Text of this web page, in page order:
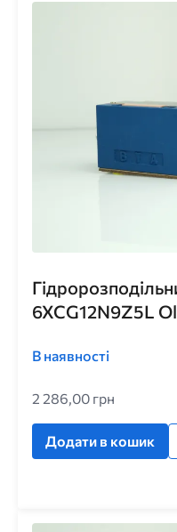
6XCG12N9Z5L
В наявності
2 286,00 грн
Додати в кошик